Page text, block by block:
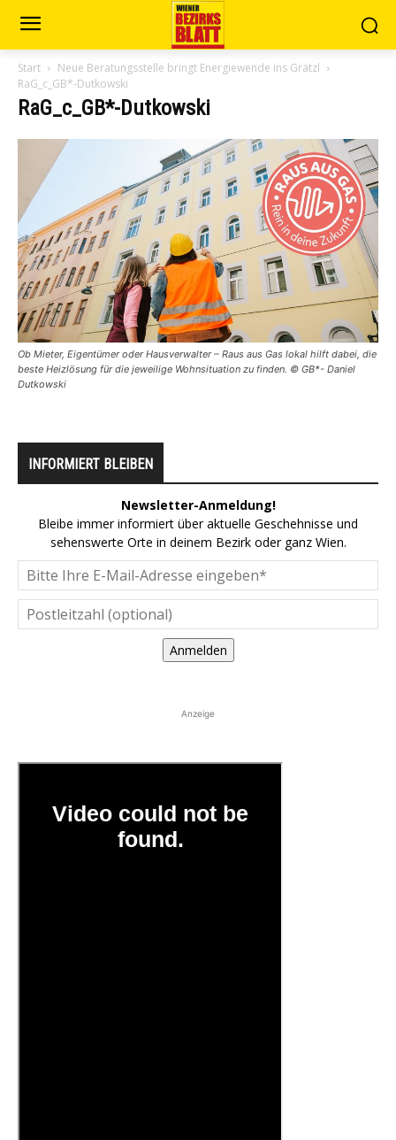
Start
Neue Beratungsstelle bringt Energiewende ins Grätzl
RaG_c_GB*-Dutkowski
RaG_c_GB*-Dutkowski
Ob Mieter, Eigentümer oder Hausverwalter – Raus aus Gas lokal hilft dabei, die
beste Heizlösung für die jeweilige Wohnsituation zu finden. © GB*- Daniel
Dutkowski
INFORMIERT BLEIBEN
Newsletter-Anmeldung!
Bleibe immer informiert über aktuelle Geschehnisse und
sehenswerte Orte in deinem Bezirk oder ganz Wien.
Anmelden
Anzeige